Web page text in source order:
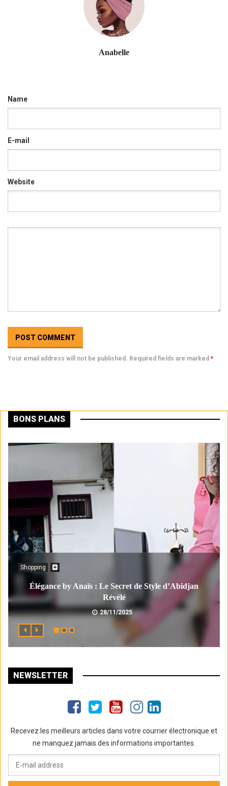
Anabelle
Name
E-mail
Website
Your email address will not be published. Required fields are marked *
BONS PLANS
Shopping
Élégance by Anaïs : Le Secret de Style d’Abidjan
Révélé
28/11/2025
NEWSLETTER
Recevez les meilleurs articles dans votre courrier électronique et
ne manquez jamais des informations importantes.